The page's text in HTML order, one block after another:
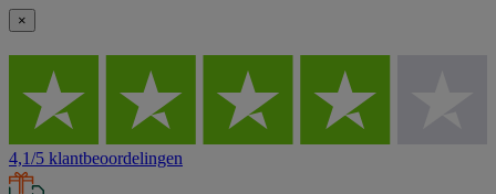
×
4,1/5 klantbeoordelingen